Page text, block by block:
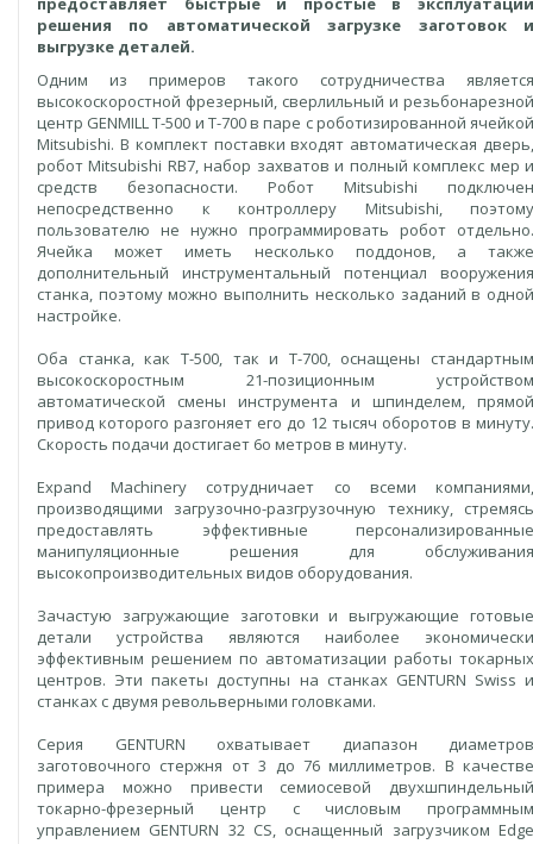
решения по автоматической загрузке заготовок и
выгрузке деталей.
Одним из примеров такого сотрудничества является
высокоскоростной фрезерный, сверлильный и резьбонарезной
центр GENMILL T-500 и T-700 в паре с роботизированной ячейкой
Mitsubishi. В комплект поставки входят автоматическая дверь,
робот Mitsubishi RB7, набор захватов и полный комплекс мер и
средств безопасности. Робот Mitsubishi подключен
непосредственно к контроллеру Mitsubishi, поэтому
пользователю не нужно программировать робот отдельно.
Ячейка может иметь несколько поддонов, а также
дополнительный инструментальный потенциал вооружения
станка, поэтому можно выполнить несколько заданий в одной
настройке.
Оба станка, как T-500, так и T-700, оснащены стандартным
высокоскоростным 21-позиционным устройством
автоматической смены инструмента и шпинделем, прямой
привод которого разгоняет его до 12 тысяч оборотов в минуту.
Скорость подачи достигает 6о метров в минуту.
Expand Machinery сотрудничает со всеми компаниями,
производящими загрузочно-разгрузочную технику, стремясь
предоставлять эффективные персонализированные
манипуляционные решения для обслуживания
высокопроизводительных видов оборудования.
Зачастую загружающие заготовки и выгружающие готовые
детали устройства являются наиболее экономически
эффективным решением по автоматизации работы токарных
центров. Эти пакеты доступны на станках GENTURN Swiss и
станках с двумя револьверными головками.
Серия GENTURN охватывает диапазон диаметров
заготовочного стержня от 3 до 76 миллиметров. В качестве
примера можно привести семиосевой двухшпиндельный
токарно-фрезерный центр с числовым программным
управлением GENTURN 32 CS, оснащенный загрузчиком Edge